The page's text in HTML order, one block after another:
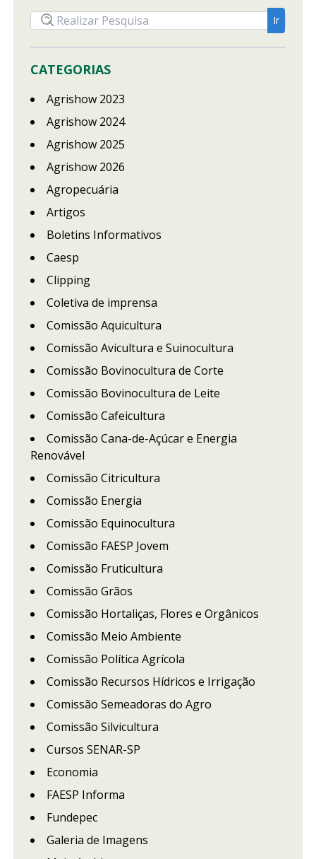
CATEGORIAS
Agrishow 2023
Agrishow 2024
Agrishow 2025
Agrishow 2026
Agropecuária
Artigos
Boletins Informativos
Caesp
Clipping
Coletiva de imprensa
Comissão Aquicultura
Comissão Avicultura e Suinocultura
Comissão Bovinocultura de Corte
Comissão Bovinocultura de Leite
Comissão Cafeicultura
Comissão Cana-de-Açúcar e Energia
Renovável
Comissão Citricultura
Comissão Energia
Comissão Equinocultura
Comissão FAESP Jovem
Comissão Fruticultura
Comissão Grãos
Comissão Hortaliças, Flores e Orgânicos
Comissão Meio Ambiente
Comissão Política Agrícola
Comissão Recursos Hídricos e Irrigação
Comissão Semeadoras do Agro
Comissão Silvicultura
Cursos SENAR-SP
Economia
FAESP Informa
Fundepec
Galeria de Imagens